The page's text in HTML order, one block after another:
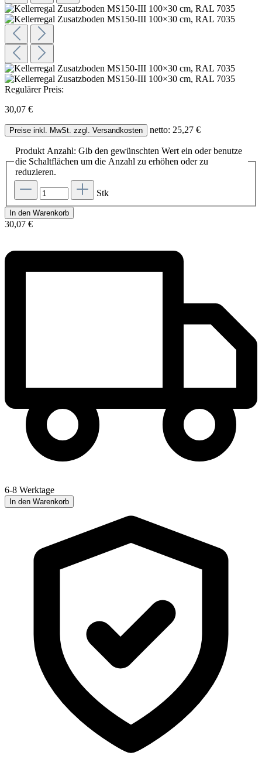
Regulärer Preis:
30,07 €
Preise inkl. MwSt. zzgl. Versandkosten netto: 25,27 €
Produkt Anzahl: Gib den gewünschten Wert ein oder benutze
die Schaltflächen um die Anzahl zu erhöhen oder zu
reduzieren.
Stk
In den Warenkorb
30,07 €
6-8 Werktage
In den Warenkorb